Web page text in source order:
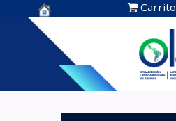
Centro de
Documentación
OLADE -
Carrito